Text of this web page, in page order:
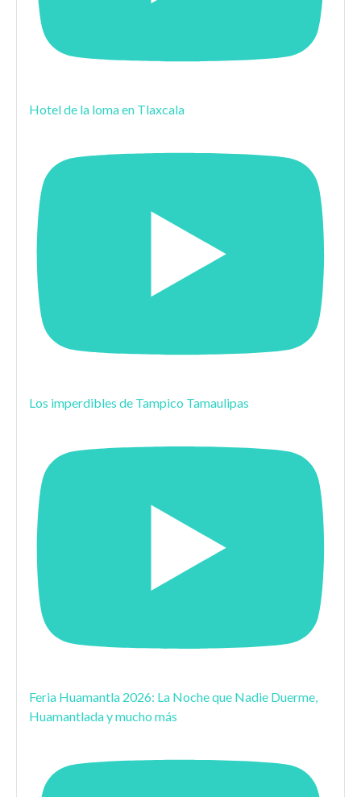
Hotel de la loma en Tlaxcala
Los imperdibles de Tampico Tamaulipas
Feria Huamantla 2026: La Noche que Nadie Duerme,
Huamantlada y mucho más